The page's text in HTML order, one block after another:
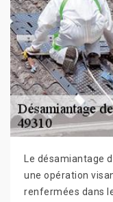
Le désamiantage
une opération
renfermées dans